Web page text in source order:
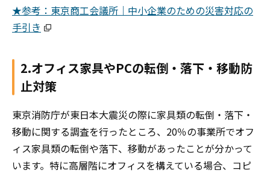
★参考：東京商工会議所｜中小企業のための災害対応の
手引き
2.オフィス家具やPCの転倒・落下・移動防
止対策
東京消防庁が東日本大震災の際に家具類の転倒・落下・
移動に関する調査を行ったところ、20％の事業所でオフ
ィス家具類の転倒や落下、移動があったことが分かって
います。特に高層階にオフィスを構えている場合、コピ